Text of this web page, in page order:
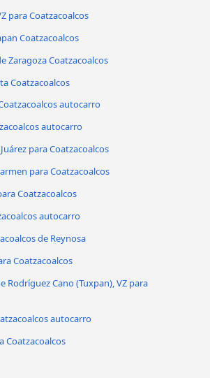
para Coatzacoalcos
Coatzacoalcos
Zaragoza Coatzacoalcos
Coatzacoalcos
autocarro
autocarro
para Coatzacoalcos
para Coatzacoalcos
Coatzacoalcos
autocarro
de Reynosa
Coatzacoalcos
Rodríguez Cano (Tuxpan), VZ para
autocarro
Coatzacoalcos